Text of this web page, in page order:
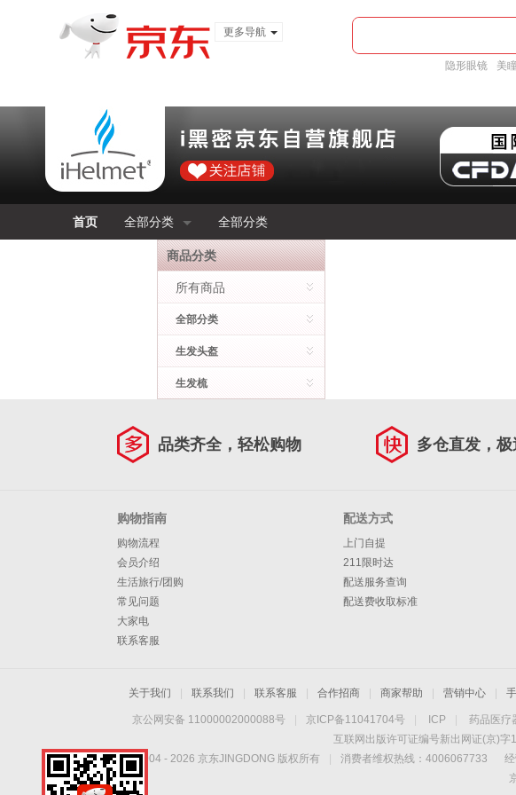
更多导航
隐形眼镜 美
首页 全部分类 全部分类
商品分类
所有商品
全部分类
生发头盔
生发梳
品类齐全，轻松购物 多仓直发，
购物指南
购物流程
会员介绍
生活旅行/团购
常见问题
大家电
联系客服
配送方式
上门自提
211限时达
配送服务查询
配送费收取标准
关于我们 联系我们 联系客服 合作招商 商家帮助 营销中心
京公网安备 11000002000088号 京ICP备11041704号 ICP 药品医疗
互联网出版许可证编号新出网证(京)字
Copyright © 2004 - 2026 京东JINGDONG 版权所有 消费者维权热线：4006067733